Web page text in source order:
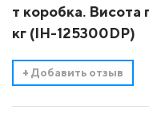
т коробка. Висота
кг (IH-125300DP)
+ Добавить отзыв